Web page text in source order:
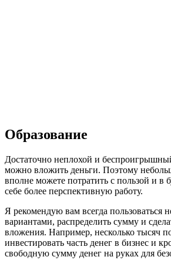
Образование
Достаточно неплохой и
можно вложить деньги. Поэтому
вполне можете потратить с пользой и в
себе более перспективную работу.
Я рекомендую вам всегда пользоваться
вариантами, распределить сумму и
вложения. Например, несколько тысяч
инвестировать часть денег в бизнес и
свободную сумму денег на руках для